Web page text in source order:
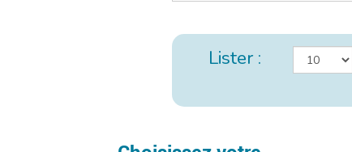
Lister :